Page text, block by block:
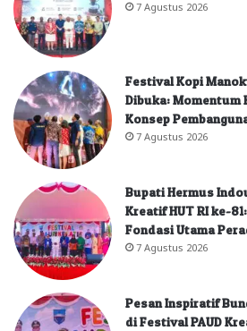
7 Agustus 2026
Festival Kopi
Dibuka: Momentum
Konsep
7 Agustus 2026
Bupati Hermus
Kreatif HUT RI ke-
Fondasi Utama
7 Agustus 2026
Pesan Inspiratif
di Festival PAUD